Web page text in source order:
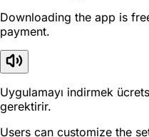
Downloading the app is
payment.
Uygulamayı indirmek
gerektirir.
Users can customize the